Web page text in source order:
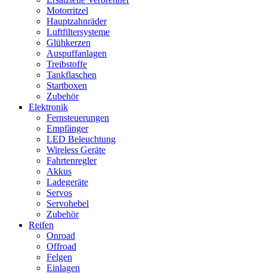
Motorritzel
Hauptzahnräder
Luftfiltersysteme
Glühkerzen
Auspuffanlagen
Treibstoffe
Tankflaschen
Startboxen
Zubehör
Elektronik
Fernsteuerungen
Empfänger
LED Beleuchtung
Wireless Geräte
Fahrtenregler
Akkus
Ladegeräte
Servos
Servohebel
Zubehör
Reifen
Onroad
Offroad
Felgen
Einlagen